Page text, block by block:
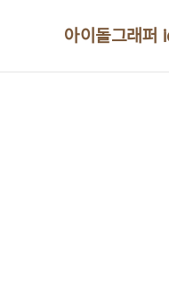
아이돌그래